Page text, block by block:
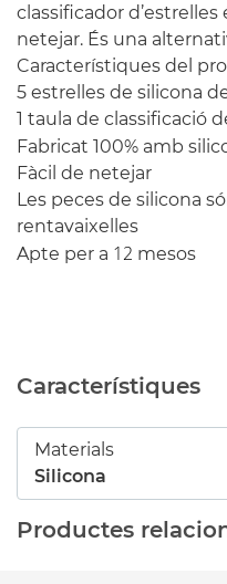
classificador
netejar. És una
Característiques del
5 estrelles de silicona
1 taula de classificació
Fabricat 100% amb
Fàcil de netejar
Les peces de silicona
rentavaixelles
Apte per a 12 mesos
Característiques
Materials
Silicona
Productes